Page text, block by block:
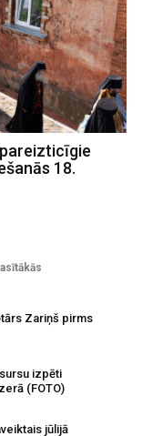
18.
Zariņš pirms
izpēti
(FOTO)
jūlijā